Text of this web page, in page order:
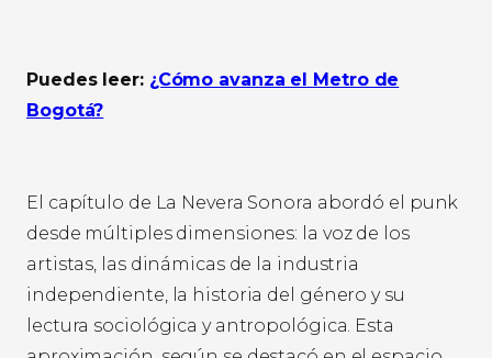
Puedes leer: ¿Cómo avanza el Metro de
Bogotá?
El capítulo de La Nevera Sonora abordó el punk
desde múltiples dimensiones: la voz de los
artistas, las dinámicas de la industria
independiente, la historia del género y su
lectura sociológica y antropológica. Esta